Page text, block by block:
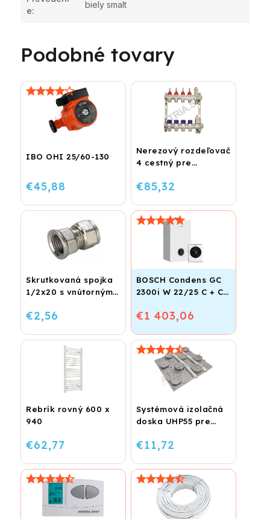
e:
biely smalt
Podobné tovary
IBO OHI 25/60-130
€45,88
Nerezový rozdeľovač
4 cestný pre
vykurovanie
€85,32
Skrutkovaná spojka
1/2x20 s vnútorným
€2,56
BOSCH Condens GC
2300i W 22/25 C + CR
€1 403,06
Rebrík rovný 600 x
940
€62,77
Systémová izolačná
doska UHP55 pre
(STIROTERMAL
€11,72